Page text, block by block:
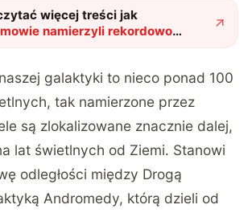
więcej treści jak
namierzyli rekordowo
w halo naszej galaktyki.
galaktyki to nieco ponad 100
tak namierzone przez
są zlokalizowane znacznie dalej,
lat świetlnych od Ziemi. Stanowi
odległości między Drogą
Andromedy, którą dzieli od